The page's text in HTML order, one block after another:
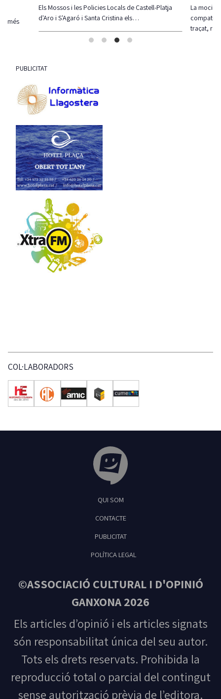
més
Els Mossos i les Policies Locals de Castell-Platja
d'Aro i S'Agaró i Santa Cristina els…
La moció
traçat,
PUBLICITAT
COL·LABORADORS
Feliu de Guíxols
QUI SOM
CONTACTE
PUBLICITAT
POLÍTICA LEGAL
©ASSOCIACIÓ CULTURAL I D'OPINIÓ
GANXONA 2026
Els articles d’opinió i els articles signats
són responsabilitat única del seu autor.
Tots els drets reservats. Prohibida la
reproducció total o parcial del contingut
sense autorització prèvia de l’editora.